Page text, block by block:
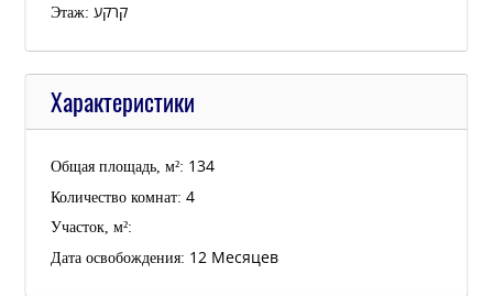
Этаж: קרקע
Характеристики
Общая площадь, м²: 134
Количество комнат: 4
Участок, м²:
Дата освобождения: 12 Месяцев